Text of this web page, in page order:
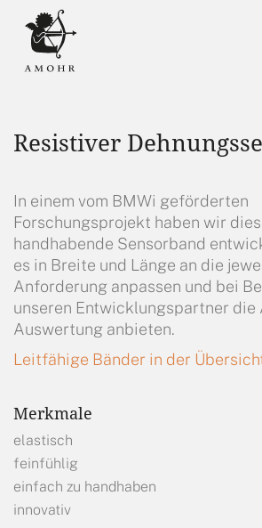
DE
Resistiver
In einem vom BMWi geförderten
Forschungsprojekt haben wir
handhabende Sensorband
es in Breite und Länge an die
Anforderung anpassen und bei
unseren Entwicklungspartner die
Auswertung anbieten.
Leitfähige Bänder in der
Merkmale
elastisch
feinfühlig
einfach zu handhaben
innovativ